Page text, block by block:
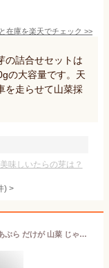
在庫を楽天でチェック >>
の詰合せセットは
の大容量です。天
を走らせて山菜採
味しいたらの芽は？
) >
天然 山菜 山ウド 山うど 500gタラの芽こしあぶら だけが 山菜 じゃない 会津産 春の味覚 山の幸 天然 山菜 山ウド 朝取り 採りたて新鮮 山菜 を産地直送 生を味噌で 天ぷら キンピラ 味噌汁 油炒め2026年5月5日頃から5月20日頃にかけてご注文順に発送